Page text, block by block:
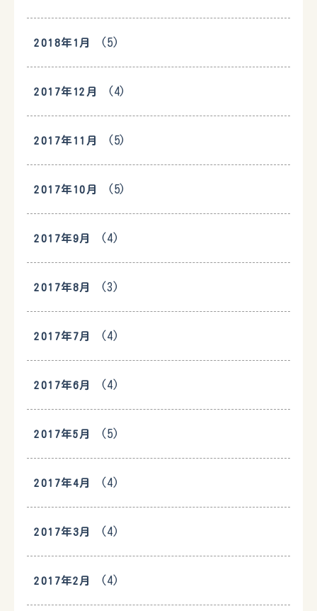
2018年1月 (5)
2017年12月 (4)
2017年11月 (5)
2017年10月 (5)
2017年9月 (4)
2017年8月 (3)
2017年7月 (4)
2017年6月 (4)
2017年5月 (5)
2017年4月 (4)
2017年3月 (4)
2017年2月 (4)